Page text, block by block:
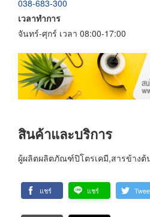
038-683-300
เวลาทำการ
จันทร์-ศุกร์ เวลา 08:00-17:00
สินค้าและบริการ
ผู้ผลิตผลิตภัณฑ์ปิโตรเคมี,สารข้างต้
แชร์ แชร์